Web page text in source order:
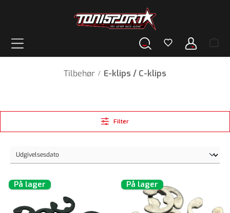
Tilbehør / E-klips / C-klips
Filter
På lager På lager